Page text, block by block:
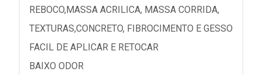
REBOCO,MASSA ACRILICA, MASSA CORRIDA,
TEXTURAS,CONCRETO, FIBROCIMENTO E GESSO
FACIL DE APLICAR E RETOCAR
BAIXO ODOR